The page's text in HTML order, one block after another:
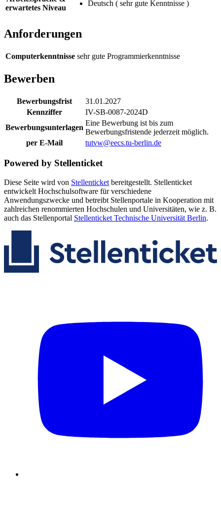
erwartetes Niveau
Deutsch ( sehr gute Kenntnisse )
Anforderungen
Computerkenntnisse sehr gute Programmierkenntnisse
Bewerben
Bewerbungsfrist
31.01.2027
Kennziffer
IV-SB-0087-2024D
Bewerbungsunterlagen
Eine Bewerbung ist bis zum
Bewerbungsfristende jederzeit möglich.
per E-Mail
tutvw@eecs.tu-berlin.de
Powered by Stellenticket
Diese Seite wird von Stellenticket bereitgestellt. Stellenticket
entwickelt Hochschulsoftware für verschiedene
Anwendungszwecke und betreibt Stellenportale in Kooperation mit
zahlreichen renommierten Hochschulen und Universitäten, wie z. B.
auch das Stellenportal Stellenticket Technische Universität Berlin.